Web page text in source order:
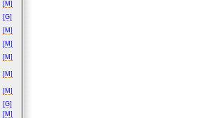
[M]
[G]
[M]
[M]
[M]
[M]
[M]
[G]
[M]